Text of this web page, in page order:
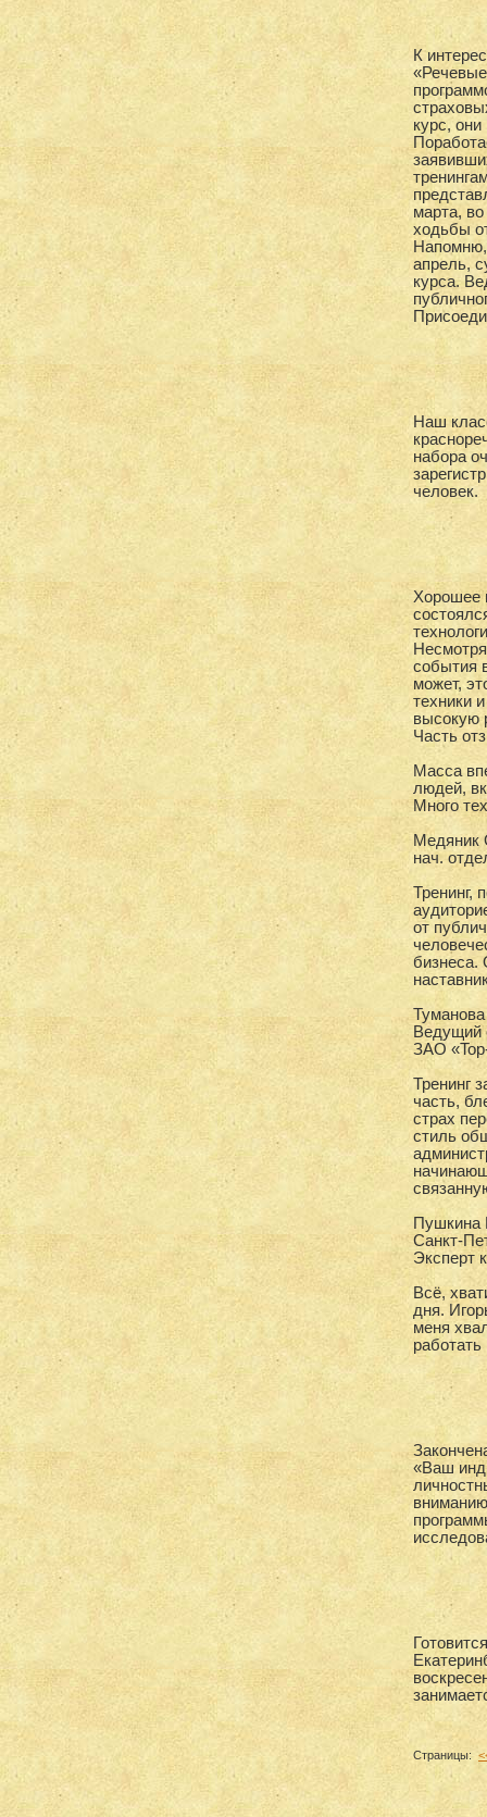
К
курс,
марта,
ходьбы
Напомню,
апрель,
курса.
Наш
набора
человек.
Хорошее
события
может,
техники
высокую
Часть
Масса
людей,
Много
Медяник
нач.
Тренинг,
от
бизнеса.
Ведущий
ЗАО
Тренинг
часть,
страх
стиль
Пушкина
Санкт-
Эксперт
Всё,
дня.
меня
«Ваш
Страницы: